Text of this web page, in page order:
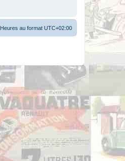
Heures au format UTC+02:00